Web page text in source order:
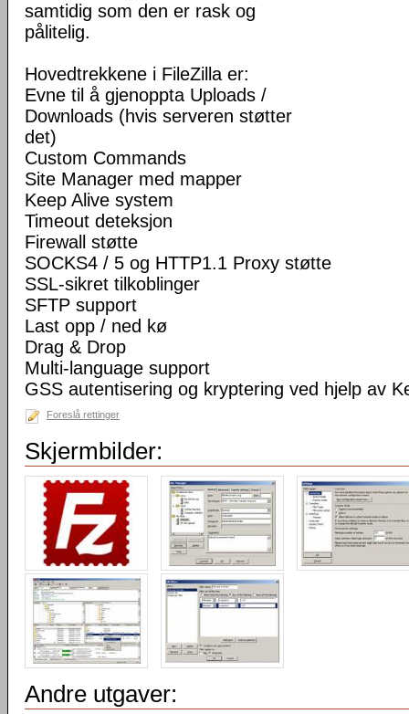
samtidig som den er rask og
pålitelig.
Hovedtrekkene i FileZilla er:
Evne til å gjenoppta Uploads /
Downloads (hvis serveren støtter
det)
Custom Commands
Site Manager med mapper
Keep Alive system
Timeout deteksjon
Firewall støtte
SOCKS4 / 5 og HTTP1.1 Proxy støtte
SSL-sikret tilkoblinger
SFTP support
Last opp / ned kø
Drag & Drop
Multi-language support
GSS autentisering og kryptering ved hjelp av
Foreslå rettinger
Skjermbilder:
Andre utgaver: